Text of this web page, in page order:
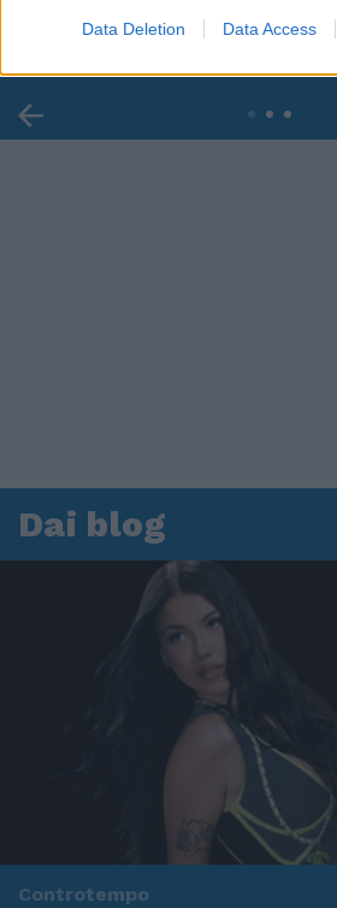
Data Deletion Data Access
Dai blog
Controtempo